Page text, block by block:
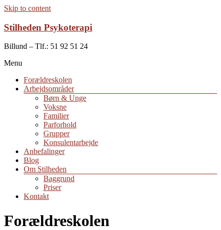
Skip to content
Stilheden Psykoterapi
Billund – Tlf.: 51 92 51 24
Menu
Forældreskolen
Arbejdsområder
Børn & Unge
Voksne
Familier
Parforhold
Grupper
Konsulentarbejde
Anbefalinger
Blog
Om Stilheden
Baggrund
Priser
Kontakt
Forældreskolen